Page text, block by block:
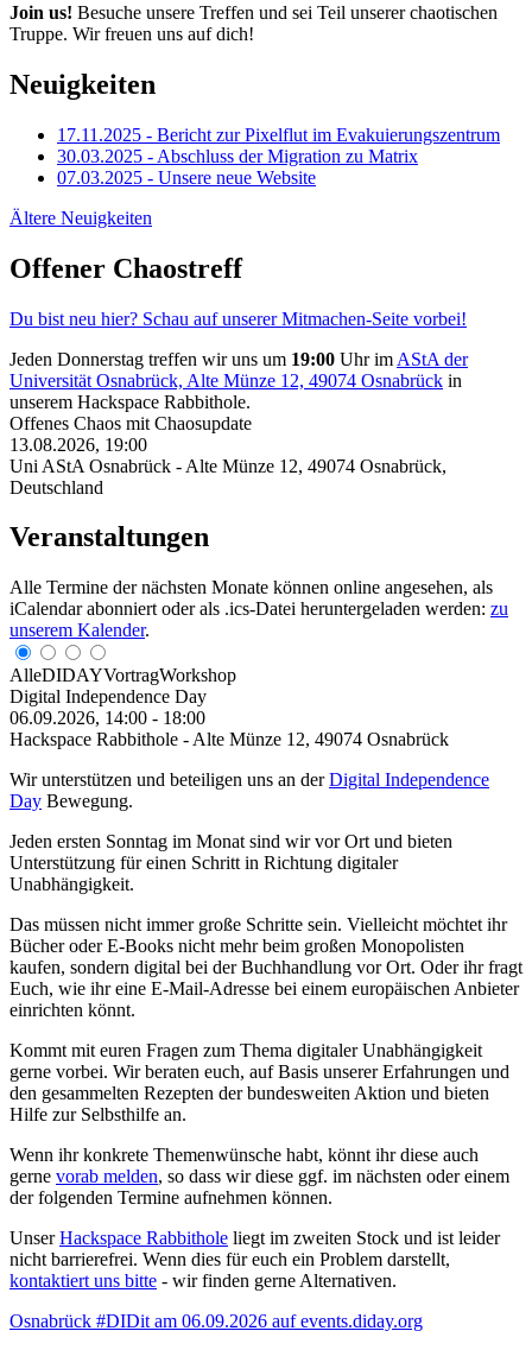
Join us! Besuche unsere Treffen und sei Teil unserer chaotischen
Truppe. Wir freuen uns auf dich!
Neuigkeiten
17.11.2025 - Bericht zur Pixelflut im Evakuierungszentrum
30.03.2025 - Abschluss der Migration zu Matrix
07.03.2025 - Unsere neue Website
Ältere Neuigkeiten
Offener Chaostreff
Du bist neu hier? Schau auf unserer Mitmachen-Seite vorbei!
Jeden Donnerstag treffen wir uns um 19:00 Uhr im AStA der
Universität Osnabrück, Alte Münze 12, 49074 Osnabrück in
unserem Hackspace Rabbithole.
Offenes Chaos mit Chaosupdate
13.08.2026, 19:00
Uni AStA Osnabrück - Alte Münze 12, 49074 Osnabrück,
Deutschland
Veranstaltungen
Alle Termine der nächsten Monate können online angesehen, als
iCalendar abonniert oder als .ics-Datei heruntergeladen werden: zu
unserem Kalender.
AlleDIDAYVortragWorkshop
Digital Independence Day
06.09.2026, 14:00 - 18:00
Hackspace Rabbithole - Alte Münze 12, 49074 Osnabrück
Wir unterstützen und beteiligen uns an derDigital Independence
Day Bewegung.
Jeden ersten Sonntag im Monat sind wir vor Ort und bieten
Unterstützung für einen Schritt in Richtung digitaler
Unabhängigkeit.
Das müssen nicht immer große Schritte sein. Vielleicht möchtet ihr
Bücher oder E-Books nicht mehr beim großen Monopolisten
kaufen, sondern digital bei der Buchhandlung vor Ort. Oder ihr fragt
Euch, wie ihr eine E-Mail-Adresse bei einem europäischen Anbieter
einrichten könnt.
Kommt mit euren Fragen zum Thema digitaler Unabhängigkeit
gerne vorbei. Wir beraten euch, auf Basis unserer Erfahrungen und
den gesammelten Rezepten der bundesweiten Aktion und bieten
Hilfe zur Selbsthilfe an.
Wenn ihr konkrete Themenwünsche habt, könnt ihr diese auch
gerne vorab melden, so dass wir diese ggf. im nächsten oder einem
der folgenden Termine aufnehmen können.
UnserHackspace Rabbithole liegt im zweiten Stock und ist leider
nicht barrierefrei. Wenn dies für euch ein Problem darstellt,
kontaktiert uns bitte - wir finden gerne Alternativen.
Osnabrück #DIDit am 06.09.2026 auf events.diday.org